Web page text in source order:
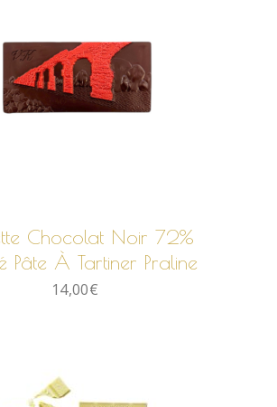
Chocolat Noir 72%
Pâte À Tartiner Praline
14,00€